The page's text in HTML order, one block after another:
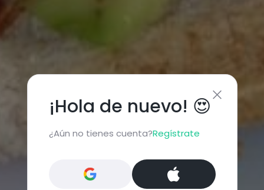
¡Hola de nuevo! 😍
¿Aún no tienes cuenta?Regístrate